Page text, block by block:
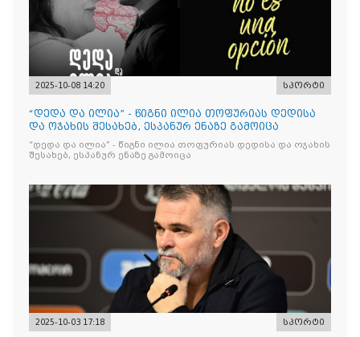
2025-10-08 14:20 სპორტი
“დედა და ილია” - წიგნი ილია თოფურიას დედისა
და ოჯახის შესახებ, ესპანურ ენაზე გამოიცა
“დედა და ილია” - წიგნი ილია თოფურიას დედისა და ოჯახის
შესახებ, ესპანურ ენაზე გამოიცა
2025-10-03 17:18 სპორტი